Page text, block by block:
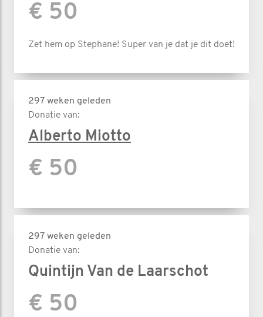
€ 50
Zet hem op Stephane! Super van je dat je dit doet!
297 weken geleden
Donatie van:
Alberto Miotto
€ 50
297 weken geleden
Donatie van:
Quintijn Van de Laarschot
€ 50